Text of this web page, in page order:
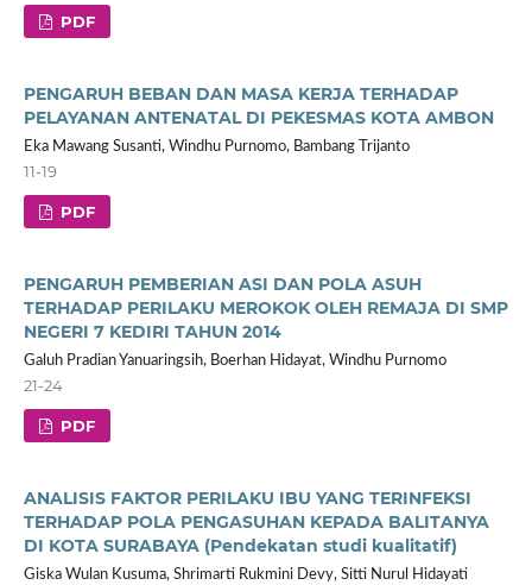
PDF
PENGARUH BEBAN DAN MASA KERJA TERHADAP
PELAYANAN ANTENATAL DI PEKESMAS KOTA AMBON
Eka Mawang Susanti, Windhu Purnomo, Bambang Trijanto
11-19
PDF
PENGARUH PEMBERIAN ASI DAN POLA ASUH
TERHADAP PERILAKU MEROKOK OLEH REMAJA DI SMP
NEGERI 7 KEDIRI TAHUN 2014
Galuh Pradian Yanuaringsih, Boerhan Hidayat, Windhu Purnomo
21-24
PDF
ANALISIS FAKTOR PERILAKU IBU YANG TERINFEKSI
TERHADAP POLA PENGASUHAN KEPADA BALITANYA
DI KOTA SURABAYA (Pendekatan studi kualitatif)
Giska Wulan Kusuma, Shrimarti Rukmini Devy, Sitti Nurul Hidayati